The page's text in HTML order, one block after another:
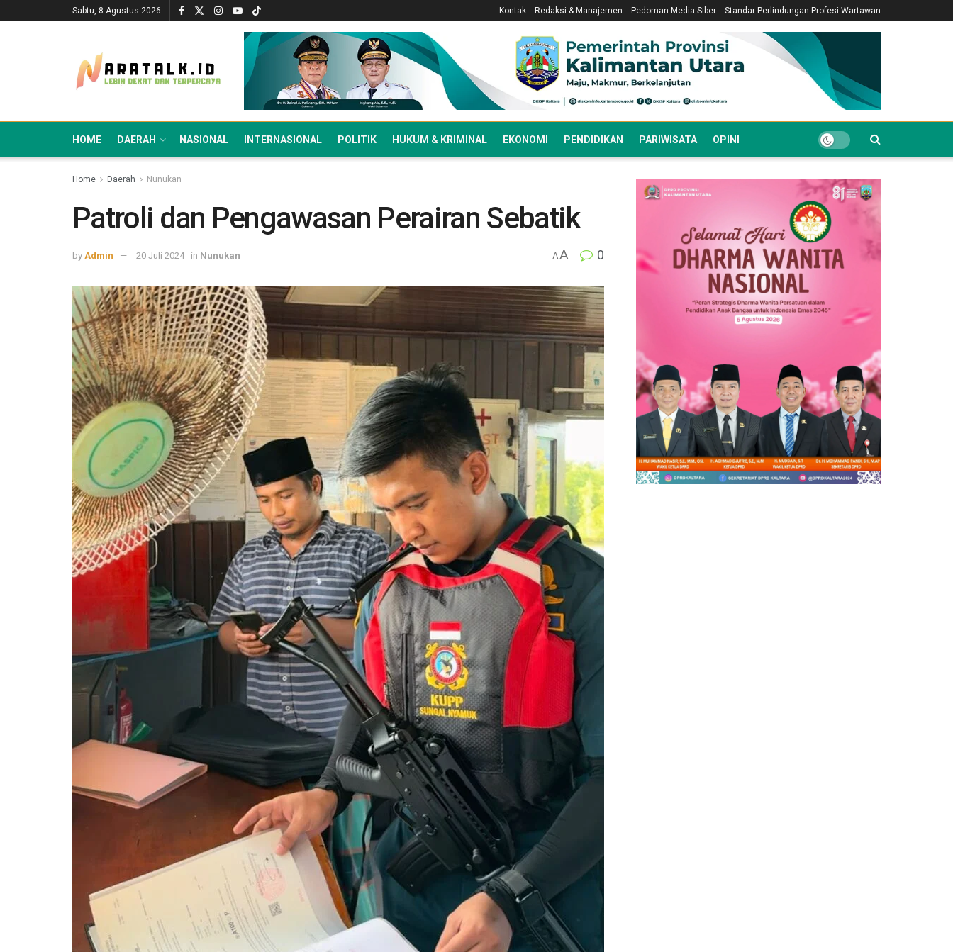
Sabtu, 8 Agustus 2026 Kontak Redaksi & Manajemen Pedoman Media Siber Standar Perlindungan Profesi Wartawan
HOME DAERAH NASIONAL INTERNASIONAL POLITIK HUKUM & KRIMINAL EKONOMI PENDIDIKAN PARIWISATA OPINI
Home Daerah Nunukan
Patroli dan Pengawasan Perairan Sebatik
by Admin 20 Juli 2024 in Nunukan AA 0